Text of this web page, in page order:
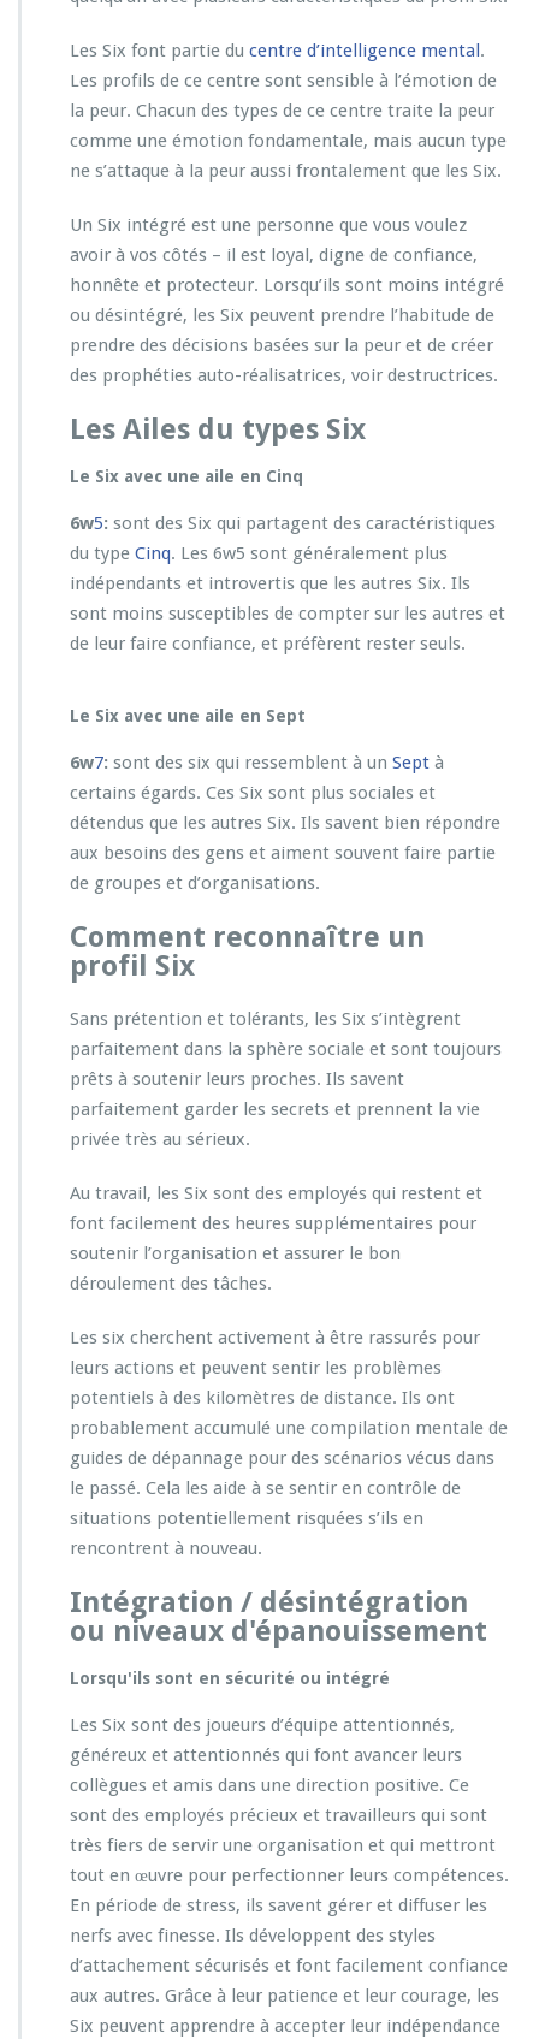
Les Six font partie du centre d’intelligence mental .
Les profils de ce centre sont sensible à l’émotion de
la peur. Chacun des types de ce centre traite la peur
comme une émotion fondamentale, mais aucun type
ne s’attaque à la peur aussi frontalement que les Six.
Un Six intégré est une personne que vous voulez
avoir à vos côtés – il est loyal, digne de confiance,
honnête et protecteur. Lorsqu’ils sont moins intégré
ou désintégré, les Six peuvent prendre l’habitude de
prendre des décisions basées sur la peur et de créer
des prophéties auto-réalisatrices, voir destructrices.
Les Ailes du types Six
Le Six avec une aile en Cinq
6w5: sont des Six qui partagent des caractéristiques
du type Cinq. Les 6w5 sont généralement plus
indépendants et introvertis que les autres Six. Ils
sont moins susceptibles de compter sur les autres et
de leur faire confiance, et préfèrent rester seuls.
Le Six avec une aile en Sept
6w7: sont des six qui ressemblent à un Sept à
certains égards. Ces Six sont plus sociales et
détendus que les autres Six. Ils savent bien répondre
aux besoins des gens et aiment souvent faire partie
de groupes et d’organisations.
Comment reconnaître un
profil Six
Sans prétention et tolérants, les Six s’intègrent
parfaitement dans la sphère sociale et sont toujours
prêts à soutenir leurs proches. Ils savent
parfaitement garder les secrets et prennent la vie
privée très au sérieux.
Au travail, les Six sont des employés qui restent et
font facilement des heures supplémentaires pour
soutenir l’organisation et assurer le bon
déroulement des tâches.
Les six cherchent activement à être rassurés pour
leurs actions et peuvent sentir les problèmes
potentiels à des kilomètres de distance. Ils ont
probablement accumulé une compilation mentale de
guides de dépannage pour des scénarios vécus dans
le passé. Cela les aide à se sentir en contrôle de
situations potentiellement risquées s’ils en
rencontrent à nouveau.
Intégration / désintégration
ou niveaux d'épanouissement
Lorsqu'ils sont en sécurité ou intégré
Les Six sont des joueurs d’équipe attentionnés,
généreux et attentionnés qui font avancer leurs
collègues et amis dans une direction positive. Ce
sont des employés précieux et travailleurs qui sont
très fiers de servir une organisation et qui mettront
tout en œuvre pour perfectionner leurs compétences.
En période de stress, ils savent gérer et diffuser les
nerfs avec finesse. Ils développent des styles
d’attachement sécurisés et font facilement confiance
aux autres. Grâce à leur patience et leur courage, les
Six peuvent apprendre à accepter leur indépendance